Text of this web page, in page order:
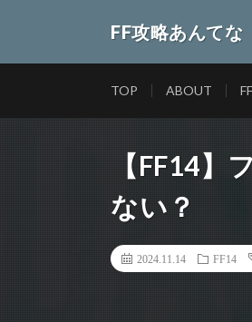
FF攻略あんてな
TOP ABOUT
【FF14
ない？
2024.11.14 FF14